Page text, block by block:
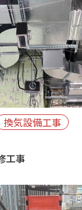
換気設備工事
工事